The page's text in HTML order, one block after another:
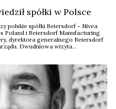
spółki w Polsce
polskie spółki Beiersdorf – Nivea
Poland i Beiersdorf Manufacturing
dyrektora generalnego Beiersdorf
Dwudniowa wizyta